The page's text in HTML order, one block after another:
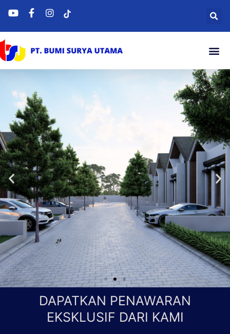
DAPATKAN PENAWARAN
EKSKLUSIF DARI KAMI